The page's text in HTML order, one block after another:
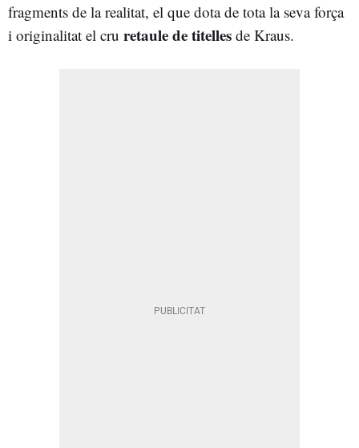
fragments de la realitat, el que dota de tota la seva força
i originalitat el cru retaule de titelles de Kraus.